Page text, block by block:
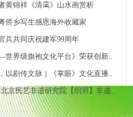
黄锦祥《清霭》山水画赏析
侨乡写生感恩海外收藏家
兵共同庆祝建军99周年
世界级旗袍文化平台》荣获创新..
以剧传文脉｜《掌眼》文化直播..
京民艺非遗研究院【织羽】非遗..